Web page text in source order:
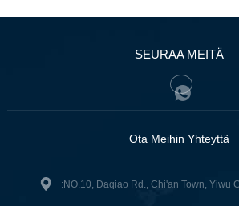
SEURAA MEITÄ
Ota Meihin Yhteyttä
:NO.10, Daqiao Rd., Chi'an Town, Yiwu